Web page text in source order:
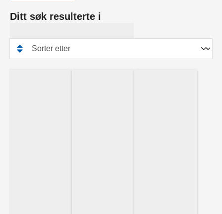
Ditt søk resulterte i